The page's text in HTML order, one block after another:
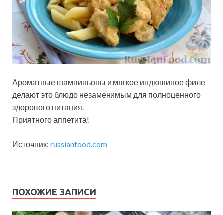
Ароматные шампиньоны и мягкое индюшиное филе
делают это блюдо незаменимым для полноценного
здорового питания.
Приятного аппетита!
Источник: russianfood.com
ПОХОЖИЕ ЗАПИСИ